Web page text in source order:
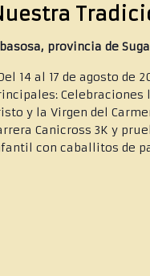
provincia de
14 al 17 de agosto de
Celebraciones
y la Virgen del
Canicross 3K y
con caballitos de